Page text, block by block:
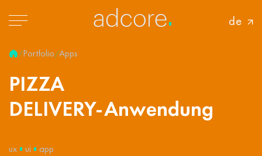
de
/Portfolio/Apps
PIZZA
DELIVERY-Anwendung
ux ui app